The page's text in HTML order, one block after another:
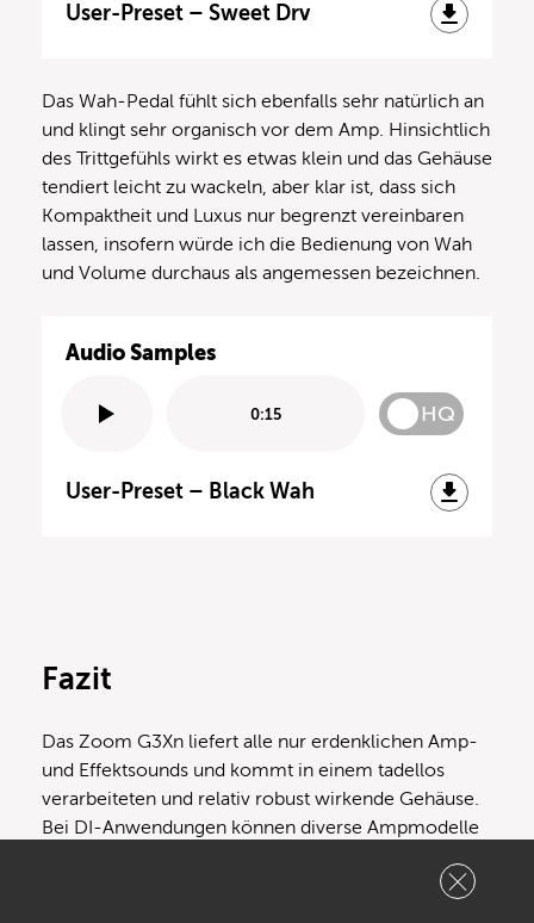
User-Preset – Sweet Drv
Das Wah-Pedal fühlt sich ebenfalls sehr natürlich an
und klingt sehr organisch vor dem Amp. Hinsichtlich
des Trittgefühls wirkt es etwas klein und das Gehäuse
tendiert leicht zu wackeln, aber klar ist, dass sich
Kompaktheit und Luxus nur begrenzt vereinbaren
lassen, insofern würde ich die Bedienung von Wah
und Volume durchaus als angemessen bezeichnen.
Audio Samples
0:15 HQ
User-Preset – Black Wah
Fazit
Das Zoom G3Xn liefert alle nur erdenklichen Amp-
und Effektsounds und kommt in einem tadellos
verarbeiteten und relativ robust wirkende Gehäuse.
Bei DI-Anwendungen können diverse Ampmodelle
häufig zu sehr matten und bedeckten Ergebnissen